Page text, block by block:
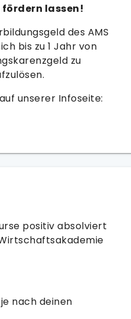
lassen!
des AMS
bis zu 1 Jahr von
zu
unserer Infoseite:
positiv absolviert
nach deinen